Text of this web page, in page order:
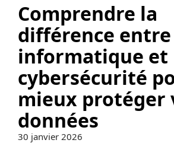
Comprendre la
différence
informatique et
cybersécurité
mieux protéger
données
30 janvier 2026